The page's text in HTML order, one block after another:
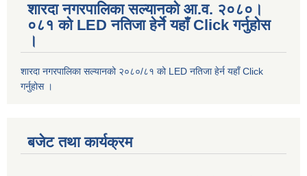
शारदा नगरपालिका सल्यानको आ.व. २०८०।
०८१ को LED नतिजा हेर्ने यहाँ Click गर्नुहोस
।
शारदा नगरपालिका सल्यानको २०८०/८१ को LED नतिजा हेर्न यहाँ Click
गर्नुहोस ।
बजेट तथा कार्यक्रम